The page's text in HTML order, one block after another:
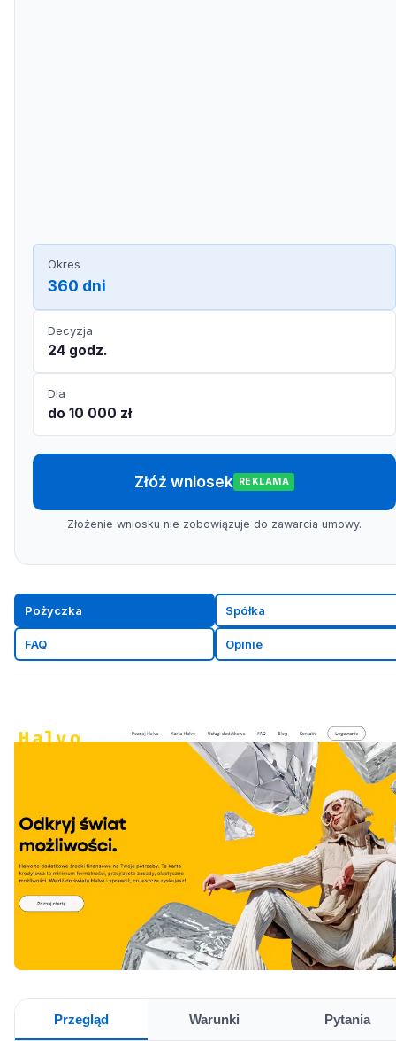
Okres
360 dni
Decyzja
24 godz.
Dla
do 10 000 zł
Złóż wniosek REKLAMA
Złożenie wniosku nie zobowiązuje do zawarcia umowy.
Pożyczka Spółka
FAQ Opinie
Przegląd Warunki Pytania